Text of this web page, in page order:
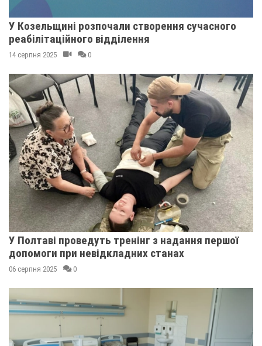
У Козельщині розпочали створення сучасного
реабілітаційного відділення
14 серпня 2025 0
У Полтаві проведуть тренінг з надання першої
допомоги при невідкладних станах
06 серпня 2025 0